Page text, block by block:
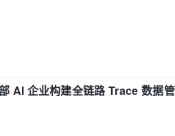
AI 企业构建全链路 Trace 数据